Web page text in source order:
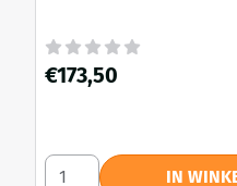
Prijs: 173,50
€173,50
Aantal kiezen voor
IN